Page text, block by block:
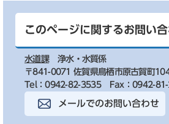
このページに関するお問い
水道課
浄水・水質係
〒841-0071 佐賀県鳥栖市原古賀町
Tel：0942-82-3535
Fax：0942-
メールでのお問い合わせ